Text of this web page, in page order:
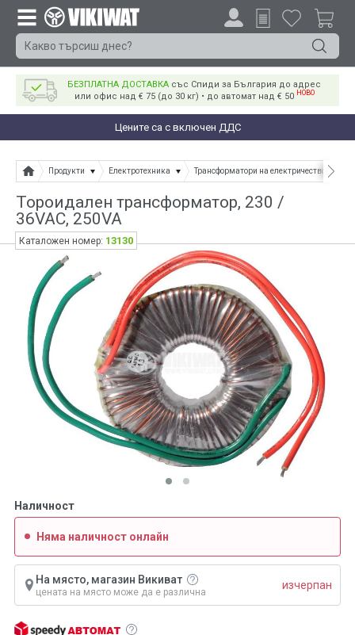
БЕЗПЛАТНА ДОСТАВКА със Спиди за България до адрес
или офис над € 75 (до 30 кг) • до автомат над € 50 НОВО
Цените са с включен ДДС
Продукти Електротехника Трансформатори на електричество,
Тороидален трансформатор, 230 /
36VAC, 250VA
Наличност
Няма наличност онлайн
На място, магазин Викиват
цената на място може да е различна
изчерпан
Каталожен номер: 13130